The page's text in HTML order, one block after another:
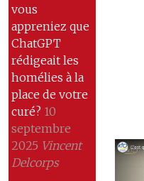
vous
appreniez que
ChatGPT
rédigeait les
homélies à la
place de votre
curé? 10
septembre
2025 Vincent
Delcorps